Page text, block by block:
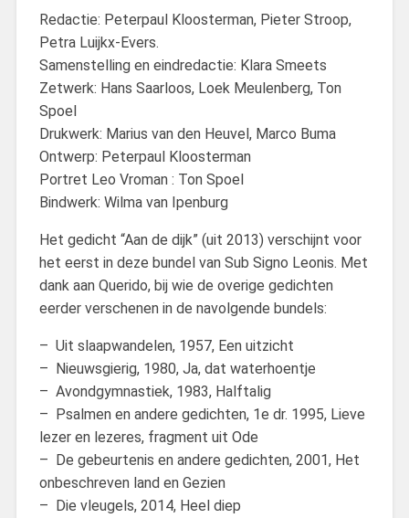
Redactie: Peterpaul Kloosterman, Pieter Stroop,
Petra Luijkx-Evers.
Samenstelling en eindredactie: Klara Smeets
Zetwerk: Hans Saarloos, Loek Meulenberg, Ton
Spoel
Drukwerk: Marius van den Heuvel, Marco Buma
Ontwerp: Peterpaul Kloosterman
Portret Leo Vroman : Ton Spoel
Bindwerk: Wilma van Ipenburg
Het gedicht “Aan de dijk” (uit 2013) verschijnt voor
het eerst in deze bundel van Sub Signo Leonis. Met
dank aan Querido, bij wie de overige gedichten
eerder verschenen in de navolgende bundels:
– Uit slaapwandelen, 1957, Een uitzicht
– Nieuwsgierig, 1980, Ja, dat waterhoentje
– Avondgymnastiek, 1983, Halftalig
– Psalmen en andere gedichten, 1e dr. 1995, Lieve
lezer en lezeres, fragment uit Ode
– De gebeurtenis en andere gedichten, 2001, Het
onbeschreven land en Gezien
– Die vleugels, 2014, Heel diep